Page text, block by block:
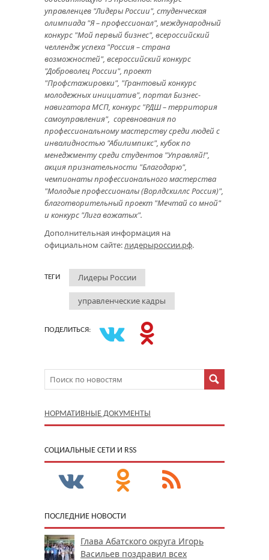
управленцев "Лидеры России", студенческая
олимпиада "Я – профессионал", международный
конкурс "Мой первый бизнес", всероссийский
челлендж успеха "Россия – страна
возможностей", всероссийский конкурс
"Доброволец России", проект
"Профстажировки", "Грантовый конкурс
молодежных инициатив", портал Бизнес-
навигатора МСП, конкурс "РДШ – территория
самоуправления", соревнования по
профессиональному мастерству среди людей с
инвалидностью "Абилимпикс", кубок по
менеджменту среди студентов "Управляй!",
акция признательности "Благодарю",
чемпионаты профессионального мастерства
"Молодые профессионалы (Ворлдскиллс Россия)",
благотворительный проект "Мечтай со мной"
и конкурс "Лига вожатых".
Дополнительная информация на
официальном сайте:лидерыроссии.рф.
ТЕГИ Лидеры России
управленческие кадры
ПОДЕЛИТЬСЯ:
НОРМАТИВНЫЕ ДОКУМЕНТЫ
CОЦИАЛЬНЫЕ СЕТИ И RSS
ПОСЛЕДНИЕ НОВОСТИ
Глава Абатского округа Игорь
Васильев поздравил всех